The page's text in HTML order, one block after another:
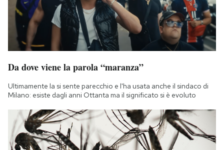
Da dove viene la parola “maranza”
Ultimamente la si sente parecchio e l'ha usata anche il sindaco di
Milano: esiste dagli anni Ottanta ma il significato si è evoluto